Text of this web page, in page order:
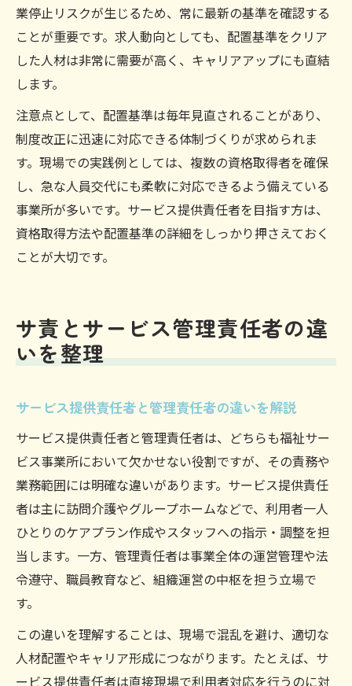
業停止リスクが生じるため、常に最新の基準を確認する
ことが重要です。求人動向としても、配置基準をクリア
した人材は非常に需要が高く、キャリアアップにも直結
します。
注意点として、配置基準は毎年見直されることがあり、
制度改正に迅速に対応できる体制づくりが求められま
す。現場での実践例としては、複数の資格取得者を確保
し、急な人員交代にも柔軟に対応できるよう備えている
事業所が多いです。サービス提供責任者を目指す方は、
資格取得方法や配置基準の詳細をしっかり押さえておく
ことが大切です。
サ責とサービス管理責任者の違
いを整理
サービス提供責任者と管理責任者の違いを解説
サービス提供責任者と管理責任者は、どちらも福祉サー
ビス事業所において欠かせない役割ですが、その責務や
業務範囲には明確な違いがあります。サービス提供責任
者は主に訪問介護やグループホームなどで、利用者一人
ひとりのケアプラン作成やスタッフへの指示・調整を担
当します。一方、管理責任者は事業全体の運営管理や法
令遵守、職員教育など、組織運営の中枢を担う立場で
す。
この違いを理解することは、現場で混乱を避け、適切な
人材配置やキャリア形成につながります。たとえば、サ
ービス提供責任者は直接現場で利用者対応を行うのに対